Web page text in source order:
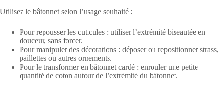
Utilisez le bâtonnet selon l’usage souhaité :
Pour repousser les cuticules : utiliser l’extrémité biseautée en
douceur, sans forcer.
Pour manipuler des décorations : déposer ou repositionner strass,
paillettes ou autres ornements.
Pour le transformer en bâtonnet cardé : enrouler une petite
quantité de coton autour de l’extrémité du bâtonnet.